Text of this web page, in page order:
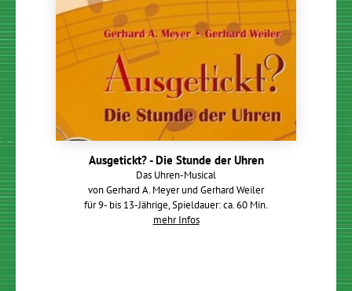
Ausgetickt? - Die Stunde der Uhren
Das Uhren-Musical
von Gerhard A. Meyer und Gerhard Weiler
für 9- bis 13-Jährige, Spieldauer: ca. 60 Min.
mehr Infos